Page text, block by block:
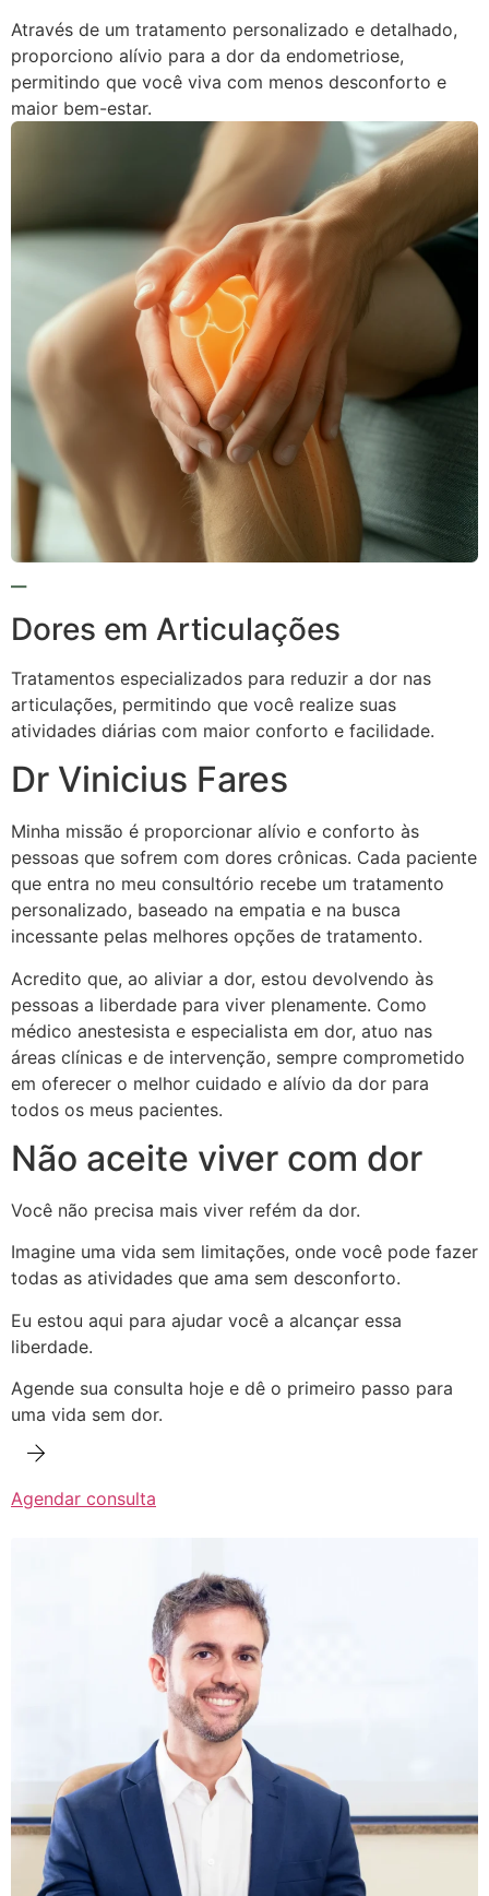
Através de um tratamento personalizado e detalhado,
proporciono alívio para a dor da endometriose,
permitindo que você viva com menos desconforto e
maior bem-estar.
Dores em Articulações
Tratamentos especializados para reduzir a dor nas
articulações, permitindo que você realize suas
atividades diárias com maior conforto e facilidade.
Dr Vinicius Fares
Minha missão é proporcionar alívio e conforto às
pessoas que sofrem com dores crônicas. Cada paciente
que entra no meu consultório recebe um tratamento
personalizado, baseado na empatia e na busca
incessante pelas melhores opções de tratamento.
Acredito que, ao aliviar a dor, estou devolvendo às
pessoas a liberdade para viver plenamente. Como
médico anestesista e especialista em dor, atuo nas
áreas clínicas e de intervenção, sempre comprometido
em oferecer o melhor cuidado e alívio da dor para
todos os meus pacientes.
Não aceite viver com dor
Você não precisa mais viver refém da dor.
Imagine uma vida sem limitações, onde você pode fazer
todas as atividades que ama sem desconforto.
Eu estou aqui para ajudar você a alcançar essa
liberdade.
Agende sua consulta hoje e dê o primeiro passo para
uma vida sem dor.
Agendar consulta